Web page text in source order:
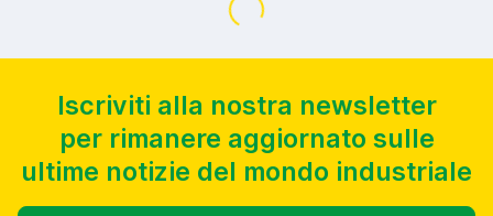
Caricamento...
Iscriviti alla nostra newsletter
per rimanere aggiornato sulle
ultime notizie del mondo industriale